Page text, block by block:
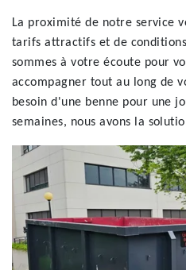
La proximité de notre service
tarifs attractifs et de
sommes à votre écoute pour
accompagner tout au long de
besoin d'une benne pour une
semaines, nous avons la